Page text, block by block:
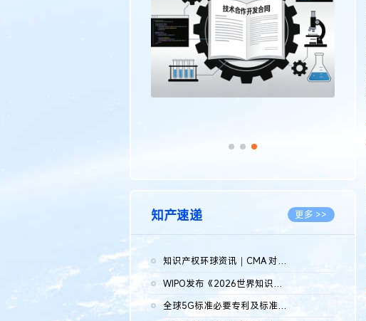
传统文化 更多 >>
知产速递 更多 >>
知识产权环球资讯｜CMA 对微软发起调查；批量搬运二手平台数据构...
WIPO发布《2026世界知识产权报告》 含报告全文
全球5G标准必要专利及标准提案研究报告（2026年）全文发布